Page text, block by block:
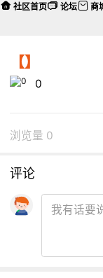
【】
0
浏览量 0
评论
社区首页 论坛 商